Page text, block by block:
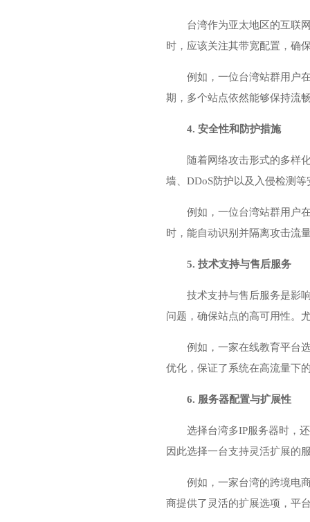
台湾作为亚太地区的互联
时，应该关注其带宽配置，确
例如，一位台湾站群用户
期，多个站点依然能够保持流
4. 安全性和防护措施
随着网络攻击形式的多样
墙、DDoS防护以及入侵检测
例如，一位台湾站群用户
时，能自动识别并隔离攻击流
5. 技术支持与售后服务
技术支持与售后服务是影
问题，确保站点的高可用性。
例如，一家在线教育平台
优化，保证了系统在高流量下
6. 服务器配置与扩展性
选择台湾多IP服务器时，
因此选择一台支持灵活扩展的
例如，一家台湾的跨境电
商提供了灵活的扩展选项，平